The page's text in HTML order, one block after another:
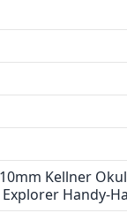
Kellner
Handy-